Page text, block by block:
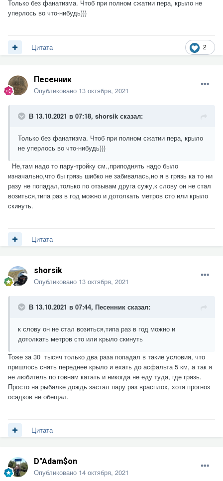
Только без фанатизма. Чтоб при полном сжатии пера, крыло не
уперлось во что-нибудь)))
2
Цитата
Песенник
Опубликовано 13 октября, 2021
В 13.10.2021 в 07:18, shorsik сказал:
Только без фанатизма. Чтоб при полном сжатии пера, крыло
не уперлось во что-нибудь)))
Не,там надо то пару-тройку см.,приподнять надо было
изначально,что бы грязь шибко не забивалась,но я в грязь ка то ни
разу не попадал,только по отзывам друга сужу,к слову он не стал
возиться,типа раз в год можно и дотолкать метров сто или крыло
скинуть.
Цитата
shorsik
Опубликовано 13 октября, 2021
В 13.10.2021 в 07:44, Песенник сказал:
к слову он не стал возиться,типа раз в год можно и
дотолкать метров сто или крыло скинуть
Тоже за 30 тысяч только два раза попадал в такие условия, что
пришлось снять переднее крыло и ехать до асфальта 5 км, а так я
не любитель по говнам катать и никогда не еду туда, где грязь.
Просто на рыбалке дождь застал пару раз врасплох, хотя прогноз
осадков не обещал.
Цитата
D"Adam$on
Опубликовано 14 октября, 2021